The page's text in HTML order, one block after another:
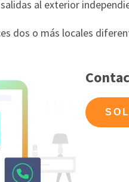
al exterior
dos o más locales